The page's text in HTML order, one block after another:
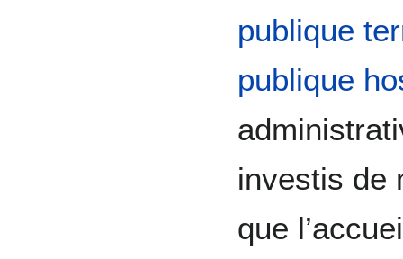
publique
publique
investis de
que